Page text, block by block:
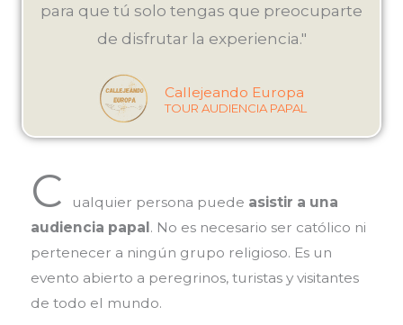
para que tú solo tengas que preocuparte
de disfrutar la experiencia."
Callejeando Europa
TOUR AUDIENCIA PAPAL
C ualquier persona puede asistir a una
audiencia papal. No es necesario ser católico ni
pertenecer a ningún grupo religioso. Es un
evento abierto a peregrinos, turistas y visitantes
de todo el mundo.